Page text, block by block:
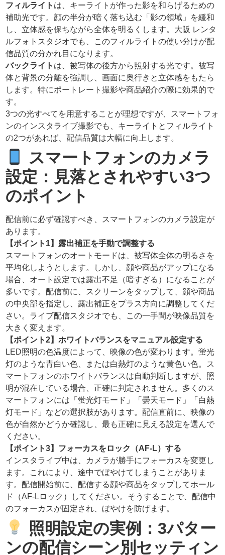
フィルライト は、キーライトが作った影を和らげるための
補助光です。顔の半分が暗く落ち込む「影の領域」を緩和
し、立体感を保ちながら全体を明るくします。大阪 レンタ
ルフォトスタジオでも、このフィルライトの使い分けが配
信品質の分かれ目になります。
バックライト は、被写体の後方から照射する光です。被写
体と背景の分離を強調し、画面に奥行きと立体感をもたら
します。特にポートレート撮影や商品紹介の際に効果的で
す。
3つの光すべてを用意することが理想ですが、スマートフォ
ンのインスタライブ撮影でも、キーライトとフィルライト
の2つがあれば、配信品質は大幅に向上します。
スマートフォンのカメラ
設定：見落とされやすい3つ
のポイント
配信前に必ず確認すべき、スマートフォンのカメラ設定が
あります。
【ポイント1】露出補正を手動で調整する
スマートフォンのオートモードは、被写体全体の明るさを
平均化しようとします。しかし、顔や商品がアップになる
場合、オート設定では露出不足（暗すぎる）になることが
多いです。配信前に、スクリーンをタップして、顔や商品
の中央部を指定し、露出補正をプラス方向に調整してくだ
さい。ライブ配信スタジオでも、この一手間が映像品質を
大きく変えます。
【ポイント2】ホワイトバランスをマニュアル設定する
LED照明の色温度によって、映像の色が変わります。蛍光
灯のような青白い色、または白熱灯のような黄色い色。ス
マートフォンのホワイトバランスは自動判断しますが、照
明が混在している場合、正確に判定されません。多くのス
マートフォンには「蛍光灯モード」「曇天モード」「白熱
灯モード」などの選択肢があります。配信直前に、映像の
色が自然かどうか確認し、最も正確に見える設定を選んで
ください。
【ポイント3】フォーカスをロック（AF-L）する
インスタライブ中は、カメラが勝手にフォーカスを変更し
ます。これにより、途中でぼやけてしまうことがありま
す。配信開始前に、配信する顔や商品をタップしてホール
ド（AF-Lロック）してください。そうすることで、配信中
のフォーカスが固定され、ぼやけを防げます。
照明設定の実例：3パター
ンの配信シーン別セッティン